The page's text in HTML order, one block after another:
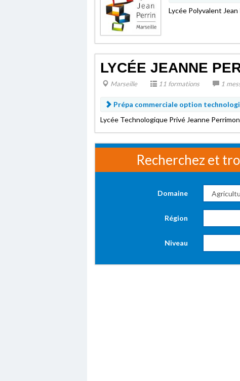
Lycée Polyvalent Jean
LYCÉE JEANNE
Marseille 11 formations 1
Prépa commerciale option
Lycée Technologique Privé Jeanne
Recherchez et
Domaine
Région
Niveau